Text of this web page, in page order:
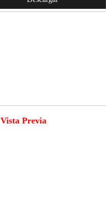
Vista Previa